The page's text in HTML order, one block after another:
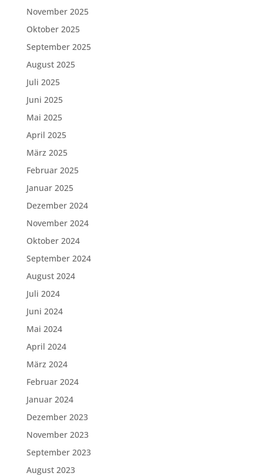
November 2025
Oktober 2025
September 2025
August 2025
Juli 2025
Juni 2025
Mai 2025
April 2025
März 2025
Februar 2025
Januar 2025
Dezember 2024
November 2024
Oktober 2024
September 2024
August 2024
Juli 2024
Juni 2024
Mai 2024
April 2024
März 2024
Februar 2024
Januar 2024
Dezember 2023
November 2023
September 2023
August 2023